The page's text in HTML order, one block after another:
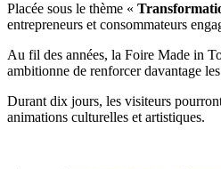
Placée sous le thème «
entrepreneurs et consommateurs
Au fil des années, la Foire Made in
ambitionne de renforcer davantage
Durant dix jours, les visiteurs
animations culturelles et artistiques.